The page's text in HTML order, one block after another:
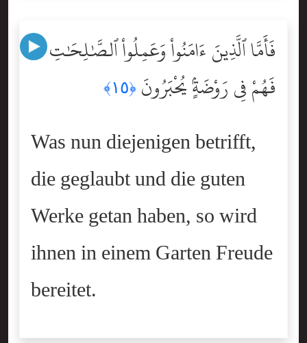
فَأَمَّا ٱلَّذِينَ ءَامَنُواْ وَعَمِلُواْ ٱلصَّٰلِحَٰتِ
فَهُمْ فِى رَوْضَةٍۢ يُحْبَرُونَ ﴿١٥﴾
Was nun diejenigen betrifft,
die geglaubt und die guten
Werke getan haben, so wird
ihnen in einem Garten Freude
bereitet.